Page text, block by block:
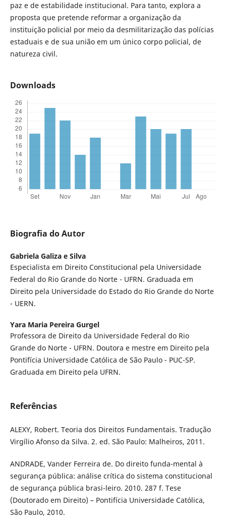
paz e de estabilidade institucional. Para tanto, explora a
proposta que pretende reformar a organização da
instituição policial por meio da desmilitarização das polícias
estaduais e de sua união em um único corpo policial, de
natureza civil.
Downloads
Biografia do Autor
Gabriela Galiza e Silva
Especialista em Direito Constitucional pela Universidade
Federal do Rio Grande do Norte - UFRN. Graduada em
Direito pela Universidade do Estado do Rio Grande do Norte
- UERN.
Yara Maria Pereira Gurgel
Professora de Direito da Universidade Federal do Rio
Grande do Norte - UFRN. Doutora e mestre em Direito pela
Pontifícia Universidade Católica de São Paulo - PUC-SP.
Graduada em Direito pela UFRN.
Referências
ALEXY, Robert. Teoria dos Direitos Fundamentais. Tradução
Virgílio Afonso da Silva. 2. ed. São Paulo: Malheiros, 2011.
ANDRADE, Vander Ferreira de. Do direito funda-mental à
segurança pública: análise crítica do sistema constitucional
de segurança pública brasi-leiro. 2010. 287 f. Tese
(Doutorado em Direito) – Pontifícia Universidade Católica,
São Paulo, 2010.